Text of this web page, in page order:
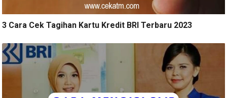
3 Cara Cek Tagihan Kartu Kredit BRI Terbaru 2023